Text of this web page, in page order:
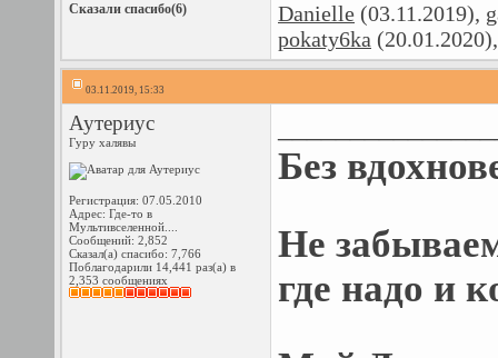
Сказали спасибо(6) Danielle (03.11.2019),
pokaty6ka
03.11.2019, 15:33
Аутериус
Гуру халявы
Регистрация: 07.05.2010
Адрес: Где-то в
Мультивселенной....
Сообщений: 2,852
Сказал(а) спасибо: 7,766
Поблагодарили 14,441 раз(а) в
2,353 сообщениях
Без
Не
где надо и